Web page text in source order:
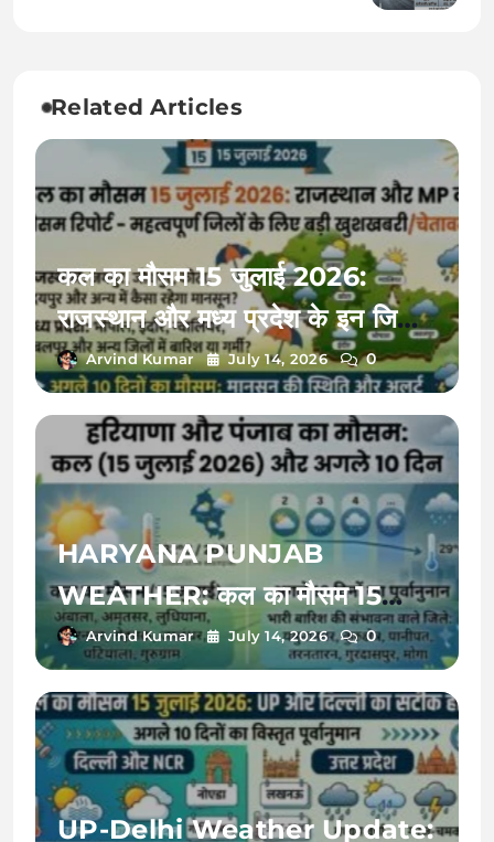
Related Articles
कल का मौसम 15 जुलाई 2026:
राजस्थान और मध्य प्रदेश के इन जिलों
में मौसम विभाग का अचानक बड़ा अलर्ट,
अगले 10 दिनों तक होगी झमाझम बारिश
Arvind Kumar July 14, 2026 0
HARYANA PUNJAB
WEATHER: कल का मौसम 15
जुलाई 2026 को बदलेगी करवट, अगले
10 दिनों तक इन जिलों में भारी बारिश का
रेड अलर्ट!
Arvind Kumar July 14, 2026 0
UP-Delhi Weather Update: